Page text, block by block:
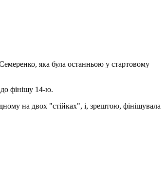
яка була останньою у стартовому
фінішу 14-ю.
на двох "стійках", і, зрештою, фінішувала